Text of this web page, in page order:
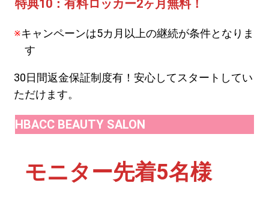
特典10：有料ロッカー2ヶ月無料！
キャンペーンは5カ月以上の継続が条件となりま
す
30日間返金保証制度有！安心してスタートしてい
ただけます。
HBACC BEAUTY SALON
モニター先着5名様